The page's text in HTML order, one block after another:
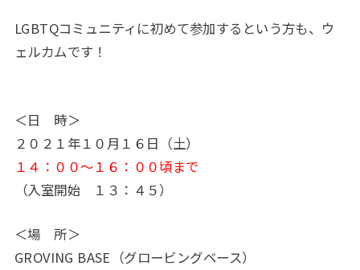
LGBTQコミュニティに初めて参加するという方も、ウ
ェルカムです！
＜日 時＞
２０２１年１０月１６日（土）
１４：００～１６：００頃まで
（入室開始 １３：４５）
＜場 所＞
GROVING BASE（グロービングベース）